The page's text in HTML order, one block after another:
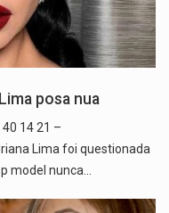
posa nua
14 21 –
Lima foi questionada
model nunca…